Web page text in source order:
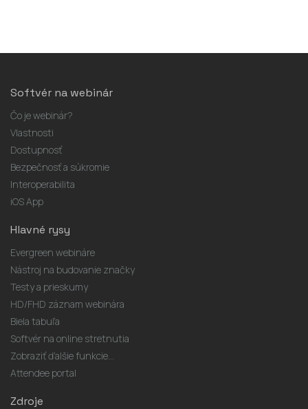
Softvér na webinár
Čo je webinár?
Vlastnosti
Dostupnosť
Bezpečnosť a súkromie
Interoperabilita
iOS App
Hlavné rysy
Evergreen webináre
Nástroj na budovanie značky
Testy a prieskumy
HD/FHD záznam webinára
Biela tabuľa
Softvér na online stretnutia
Zobraziť ďalšie funkcie...
Attendee portal
Zdroje